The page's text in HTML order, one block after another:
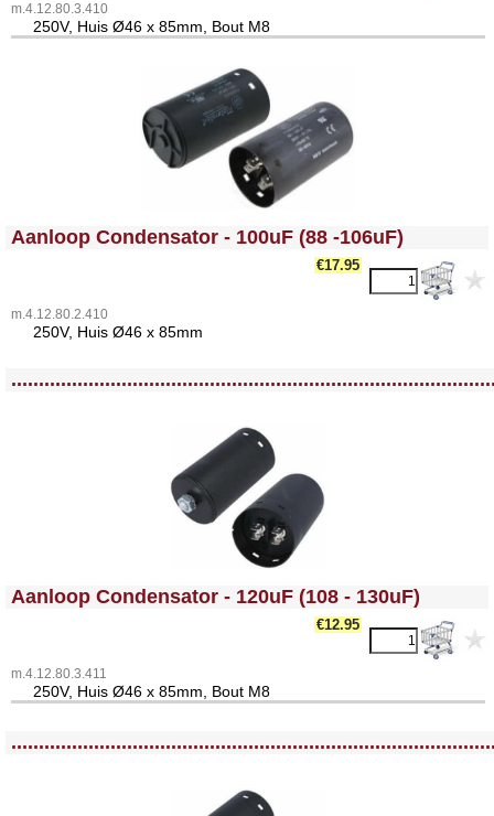
m.4.12.80.3.410
250V, Huis Ø46 x 85mm, Bout M8
<!-- MakeFullWidth0 --><!-- MakeFullWidth1 --><!-- MakeFullWidth2 --><!-- MakeFullWidth3 --><!-- MakeFullWidth4 --><!-- MakeFullWidth5 --><!-- MakeFullWidth6 --><!-- MakeFullWidth7 --><!-- MakeFullWidth8 --><!-- MakeFullWidth9 --><!-- MakeFullWidth10 --><!-- MakeFullWidth11 --><!-- MakeFullWidth12 --><!-- MakeFullWidth13 --><!-- MakeFullWidth14 --><!-- MakeFullWidth15 --><!-- MakeFullWidth16 --><!-- MakeFullWidth17 --><!-- MakeFullWidth18 --><!-- MakeFullWidth19 -->
Aanloop Condensator - 100uF (88 -106uF)
€17.95
m.4.12.80.2.410
250V, Huis Ø46 x 85mm
<!-- MakeFullWidth0 --><!-- MakeFullWidth1 --><!-- MakeFullWidth2 --><!-- MakeFullWidth3 --><!-- MakeFullWidth4 --><!-- MakeFullWidth5 --><!-- MakeFullWidth6 --><!-- MakeFullWidth7 --><!-- MakeFullWidth8 --><!-- MakeFullWidth9 --><!-- MakeFullWidth10 --><!-- MakeFullWidth11 --><!-- MakeFullWidth12 --><!-- MakeFullWidth13 --><!-- MakeFullWidth14 --><!-- MakeFullWidth15 --><!-- MakeFullWidth16 --><!-- MakeFullWidth17 --><!-- MakeFullWidth18 --><!-- MakeFullWidth19 -->
Aanloop Condensator - 120uF (108 - 130uF)
€12.95
m.4.12.80.3.411
250V, Huis Ø46 x 85mm, Bout M8